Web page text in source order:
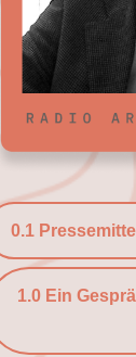
0.1
1.0 Ein